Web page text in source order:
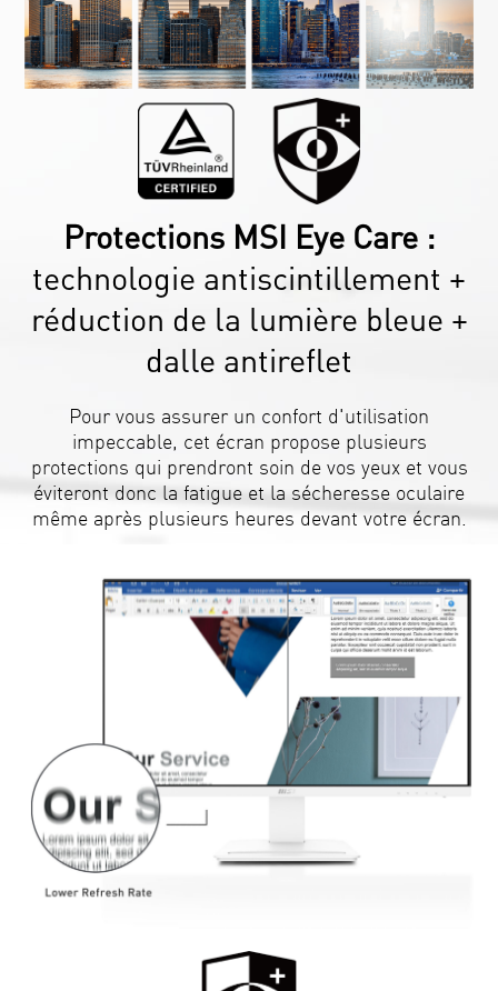
Protections MSI Eye Care :
technologie antiscintillement +
réduction de la lumière bleue +
dalle antireflet
Pour vous assurer un confort d'utilisation
impeccable, cet écran propose plusieurs
protections qui prendront soin de vos yeux et vous
éviteront donc la fatigue et la sécheresse oculaire
même après plusieurs heures devant votre écran.